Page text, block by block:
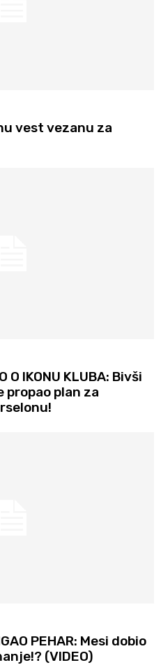
vest vezanu za
O IKONU KLUBA: Bivši
propao plan za
PEHAR: Mesi dobio
(VIDEO)